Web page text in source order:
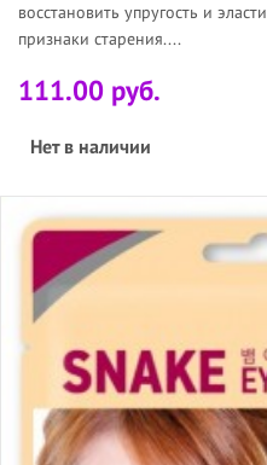
восстановить упругость и
признаки старения....
111.00 руб.
Нет в наличии